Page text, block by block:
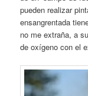
pueden realizar
ensangrentada
no me extraña, a
de oxígeno con el